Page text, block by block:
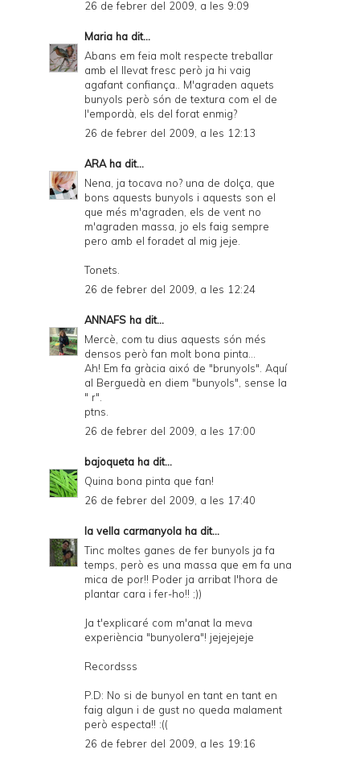
26 de febrer del 2009, a les 9:09
Maria ha dit...
Abans em feia molt respecte treballar
amb el llevat fresc però ja hi vaig
agafant confiança.. M'agraden aquets
bunyols però són de textura com el de
l'empordà, els del forat enmig?
26 de febrer del 2009, a les 12:13
ARAha dit...
Nena, ja tocava no? una de dolça, que
bons aquests bunyols i aquests son el
que més m'agraden, els de vent no
m'agraden massa, jo els faig sempre
pero amb el foradet al mig jeje.
Tonets.
26 de febrer del 2009, a les 12:24
ANNAFS ha dit...
Mercè, com tu dius aquests són més
densos però fan molt bona pinta...
Ah! Em fa gràcia aixó de "brunyols". Aquí
al Berguedà en diem "bunyols", sense la
" r".
ptns.
26 de febrer del 2009, a les 17:00
bajoqueta ha dit...
Quina bona pinta que fan!
26 de febrer del 2009, a les 17:40
la vella carmanyola ha dit...
Tinc moltes ganes de fer bunyols ja fa
temps, però es una massa que em fa una
mica de por!! Poder ja arribat l'hora de
plantar cara i fer-ho!! ;))
Ja t'explicaré com m'anat la meva
experiència "bunyolera"! jejejejeje
Recordsss
P.D: No si de bunyol en tant en tant en
faig algun i de gust no queda malament
però especta!! :((
26 de febrer del 2009, a les 19:16